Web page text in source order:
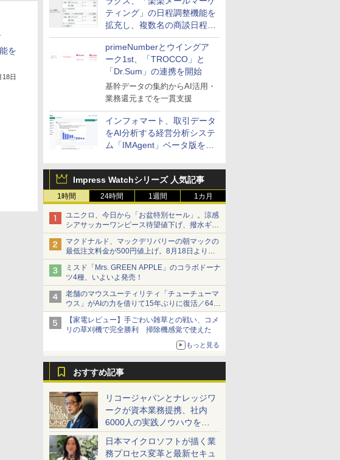
を提供
ティング」の日程調整機能を
拡充し、複数名の商談日程調
整を効率化
primeNumberとウイングア
ーク1st、「TROCCO」と
「Dr.Sum」の連携を開始
基幹データの集約からAI活用・
業務還元までを一貫支援
インフォマート、取引データ
をAI分析する経営分析システ
ム「IMAgent」ベータ版を提
Impress Watchシリーズ 人気記事
1時間 24時間 1週間 1カ月
ユニクロ、今日から「お盆特別セール」。涼感
シアサッカーワンピース待望値下げ、撥水ギア
ショーツは1990円に
マクドナルド、マックデリバリーの朝マックの
最低注文料金が500円値上げ。8月18日より
1,500円から受付
ミスド「Mrs. GREEN APPLE」のコラボドーナ
ツ4種、いよいよ発売！
老舗のマウスユーティリティ「チューチューマ
ウス」がAIの力を借りて15年ぶりに復活／64bit
化、Windows 10/11、「Chrome」も走り回
る。復活記念で2026年末まで500円
【家電レビュー】手ごわい雑草との戦い、コメ
リの草刈機で完全勝利 掃除機感覚で使えた
もっと見る
おすすめ記事
リコージャパンとナレッジワ
ークが資本業務提携、社内
6000人の実践ノウハウを生
かした「AI商談記録 for
RICOH」を展開へ
日本マイクロソフトが描く業
務プロセス変革と最新セキュ
を
18日